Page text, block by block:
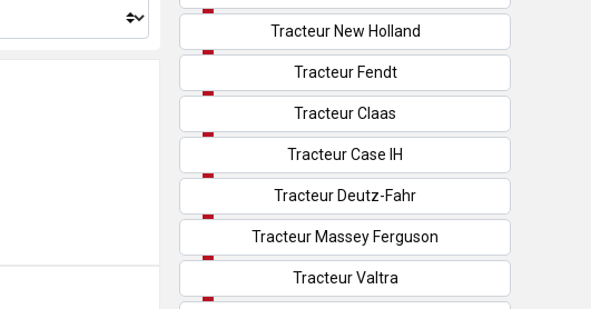
Tracteur New Holland
Tracteur Fendt
Tracteur Claas
Tracteur Case IH
Tracteur Deutz-Fahr
Tracteur Massey Ferguson
Tracteur Valtra